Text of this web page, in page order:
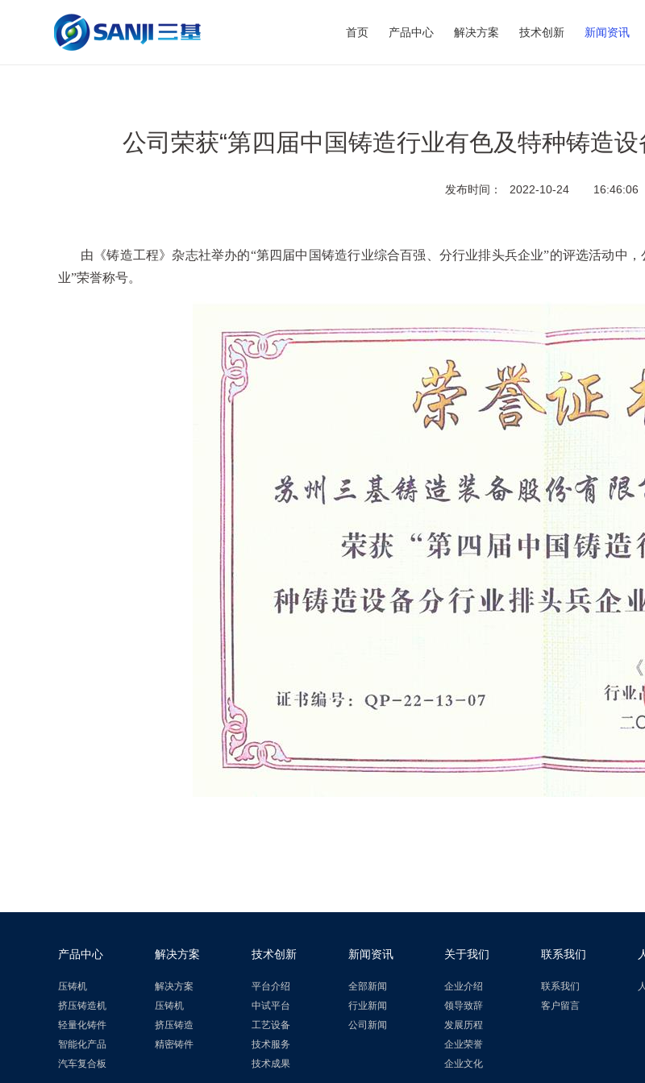
首页 产品中心 解决方案 技术创新 新闻资讯
公司荣获“第四届中国铸造行业有色及特种铸造
发布时间： 2022-10-24 16:46:06
由《铸造工程》杂志社举办的“第四届中国铸造行业综合百强、分行业排头兵企业”的评选活动中，
业”荣誉称号。
产品中心
压铸机
挤压铸造机
轻量化铸件
智能化产品
汽车复合板
解决方案
解决方案
压铸机
挤压铸造
精密铸件
技术创新
平台介绍
中试平台
工艺设备
技术服务
技术成果
新闻资讯
全部新闻
行业新闻
公司新闻
关于我们
企业介绍
领导致辞
发展历程
企业荣誉
企业文化
联系我们
联系我们
客户留言